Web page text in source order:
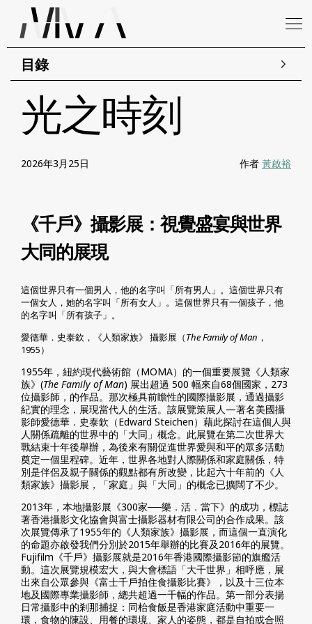
目錄
光之時刻
2026年3月25日 作者 黃啟裕
《千戶》攝影展：視覺盛宴與世界
大同的展現
這個世界只有一個男人，他的名字叫「所有男人」。這個世界只有
一個女人，她的名字叫「所有女人」。這個世界只有一個孩子，他
的名字叫「所有孩子」。
愛德華．史泰欽，《人類家族》 攝影展（The Family of Man ，
1955）
1955年，紐約現代藝術館（MOMA）的一個重要展覽《人類家
族》(The Family of Man) 展出超過 500 幅來自68個國家，273
位攝影師，的作品。那次極具前瞻性的國際攝影展，通過攝影
紀實的理念，展現當代人的生活。該展覽策展人—著名美國攝
影師愛德華．史泰欽（Edward Steichen）藉此探討在這個人與
人關係疏離的世界中的「大同」概念。此展覽在第二次世界大
戰結束十年後舉辦，為後來有關促進世界愛與和平的眾多活動
奠定一個里程碑。近年，世界各地對人際關係和家庭關係，特
別是伴侶及親子關係的觀點都有所改變，比起六十年前的《人
類家族》攝影展，「家庭」與「大同」的概念已擴闊了不少。
2013年，本地攝影展《300家──樂．活．當下》的成功，標誌
著香港攝影文化協會與富士攝影器材有限公司的合作成果。該
次展覽傳承了1955年的《人類家族》攝影展，而這個一直演化
的命題亦啟發我們分別於2015年舉辦的比賽及2016年的展覽。
Fujifilm《千戶》攝影展就是2016年香港國際攝影節的旗艦活
動。這次展覽規模宏大，與大會標語「大千世界」相呼應，展
出來自公眾參與《富士千戶拍住食攝影比賽》，以及十三位本
地及國際專業攝影師，總共超過一千幅的作品。第一部分表揚
日常攝影中的剎那捕捉：同枱食飯是香港家庭活動中重要一
環，食物的陳設、用餐的環境、家人的姿態，都是自拍或合照